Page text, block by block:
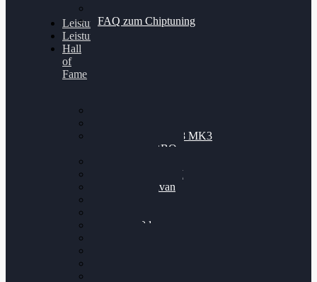
FAQ zum Chiptuning
Leistungsmessung
Leistungsprüfstand
Hall
of
Fame
Nissan GT-R35 3.8 MK3
V6 TWINTURBO
VW Passat 2.0TDI
VW T6 Multivan
BMW 120d